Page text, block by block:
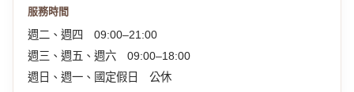
服務時間
週二、週四 09:00–21:00
週三、週五、週六 09:00–18:00
週日、週一、國定假日 公休